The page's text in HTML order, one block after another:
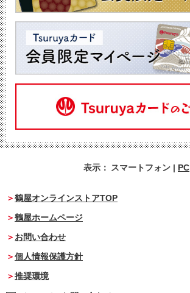
表示： スマートフォン | PC
鶴屋オンラインストアTOP
鶴屋ホームページ
お問い合わせ
個人情報保護方針
推奨環境